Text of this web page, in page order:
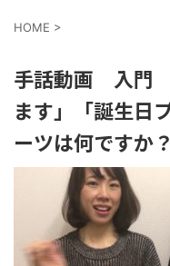
HOME >
手話動画 入門
ます」「誕生日
ーツは何ですか